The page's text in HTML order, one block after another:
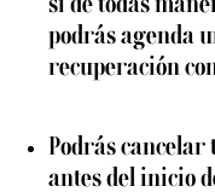
podrás agenda
recuperación
Podrás cancelar
antes del inicio